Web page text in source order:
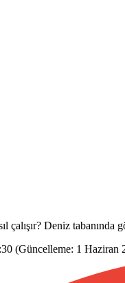
çalışır? Deniz
(Güncelleme: 1 Haziran